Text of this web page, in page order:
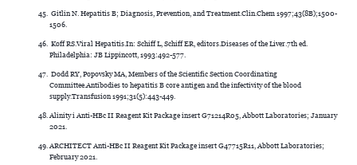
Gitlin N. Hepatitis B; Diagnosis, Prevention, and Treatment.Clin.Chem 1997;43(8B);1500-
1506.
Koff RS.Viral Hepatitis.In: Schiff L, Schiff ER, editors.Diseases of the Liver.7th ed.
Philadelphia: JB Lippincott, 1993:492-577.
Dodd RY, Popovsky MA, Members of the Scientific Section Coordinating
Committee.Antibodies to hepatitis B core antigen and the infectivity of the blood
supply.Transfusion 1991;31(5):443-449.
Alinity i Anti-HBc II Reagent Kit Package insert G71214R05, Abbott Laboratories; January
2021.
ARCHITECT Anti-HBc II Reagent Kit Package insert G47715R11, Abbott Laboratories;
February 2021.